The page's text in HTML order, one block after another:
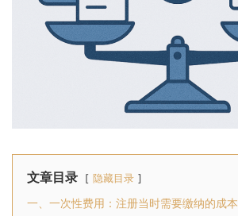
文章目录 隐藏目录
一、一次性费用：注册当时需要缴纳的成本